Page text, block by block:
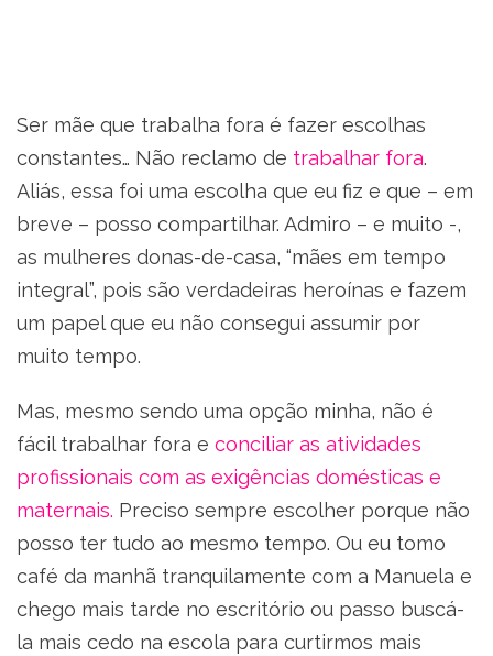
Ser mãe que trabalha fora é fazer escolhas
constantes… Não reclamo de trabalhar fora.
Aliás, essa foi uma escolha que eu fiz e que – em
breve – posso compartilhar. Admiro – e muito -,
as mulheres donas-de-casa, “mães em tempo
integral”, pois são verdadeiras heroínas e fazem
um papel que eu não consegui assumir por
muito tempo.
Mas, mesmo sendo uma opção minha, não é
fácil trabalhar fora e conciliar as atividades
profissionais com as exigências domésticas e
maternais. Preciso sempre escolher porque não
posso ter tudo ao mesmo tempo. Ou eu tomo
café da manhã tranquilamente com a Manuela e
chego mais tarde no escritório ou passo buscá-
la mais cedo na escola para curtirmos mais